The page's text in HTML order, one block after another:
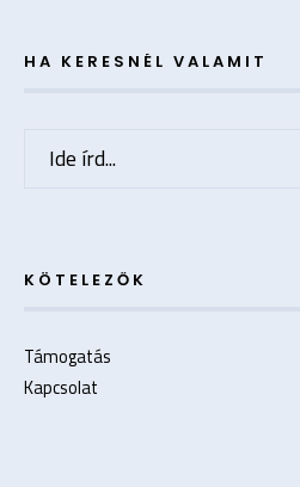
HA KERESNÉL VALAMIT
KÖTELEZŐK
Támogatás
Kapcsolat